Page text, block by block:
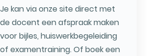
Je kan via onze site direct met
de docent een afspraak maken
voor bijles, huiswerkbegeleiding
of examentraining. Of boek een